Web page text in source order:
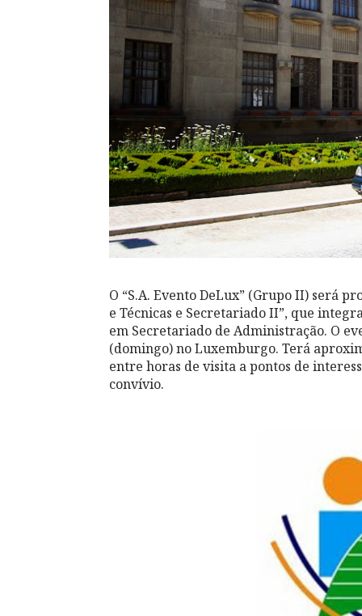
O “S.A. Evento DeLux” (Grupo II) será
e Técnicas e Secretariado II”, que
em Secretariado de Administração. O
(domingo) no Luxemburgo. Terá
entre horas de visita a pontos de
convívio.